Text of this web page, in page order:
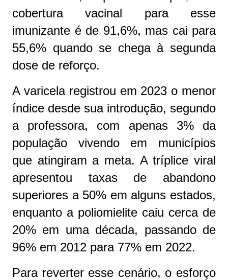
cobertura vacinal para esse
imunizante é de 91,6%, mas cai para
55,6% quando se chega à segunda
dose de reforço.
A varicela registrou em 2023 o menor
índice desde sua introdução, segundo
a professora, com apenas 3% da
população vivendo em municípios
que atingiram a meta. A tríplice viral
apresentou taxas de abandono
superiores a 50% em alguns estados,
enquanto a poliomielite caiu cerca de
20% em uma década, passando de
96% em 2012 para 77% em 2022.
Para reverter esse cenário, o esforço